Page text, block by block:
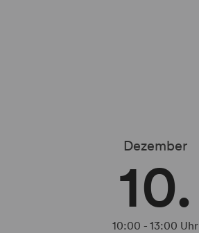
Dezember
10.
10:00 - 13:00 Uhr